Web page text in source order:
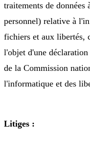
traitements de données
personnel) relative à
fichiers et aux libertés,
l'objet d'une
de la Commission
l'informatique et des
Litiges :